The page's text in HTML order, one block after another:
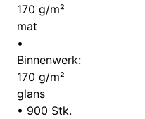
170 g/m²
mat
•
Binnenwerk:
170 g/m²
glans
• 900 Stk.